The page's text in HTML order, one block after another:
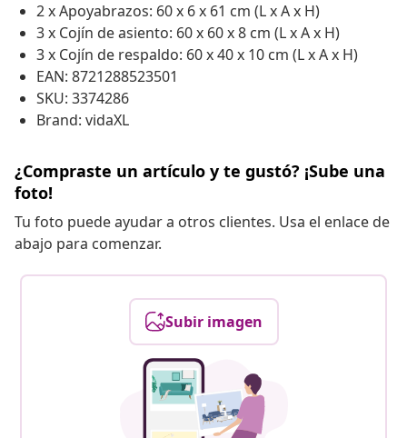
2 x Apoyabrazos: 60 x 6 x 61 cm (L x A x H)
3 x Cojín de asiento: 60 x 60 x 8 cm (L x A x H)
3 x Cojín de respaldo: 60 x 40 x 10 cm (L x A x H)
EAN: 8721288523501
SKU: 3374286
Brand: vidaXL
¿Compraste un artículo y te gustó? ¡Sube una
foto!
Tu foto puede ayudar a otros clientes. Usa el enlace de
abajo para comenzar.
Subir imagen